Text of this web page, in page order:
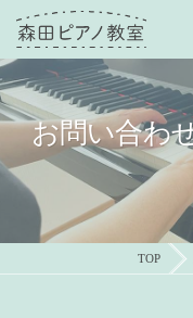
お問い合わ
TOP